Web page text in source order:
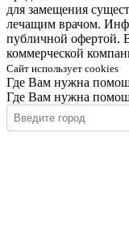
для замещения
лечащим врачом.
публичной офертой.
коммерческой
Сайт использует cookies
Где Вам нужна
Где Вам нужна